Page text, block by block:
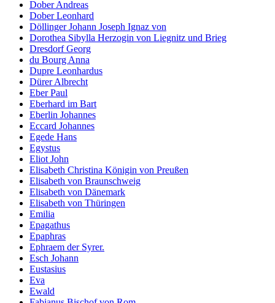
Dober Andreas
Dober Leonhard
Döllinger Johann Joseph Ignaz von
Dorothea Sibylla Herzogin von Liegnitz und Brieg
Dresdorf Georg
du Bourg Anna
Dupre Leonhardus
Dürer Albrecht
Eber Paul
Eberhard im Bart
Eberlin Johannes
Eccard Johannes
Egede Hans
Egystus
Eliot John
Elisabeth Christina Königin von Preußen
Elisabeth von Braunschweig
Elisabeth von Dänemark
Elisabeth von Thüringen
Emilia
Epagathus
Epaphras
Ephraem der Syrer.
Esch Johann
Eustasius
Eva
Ewald